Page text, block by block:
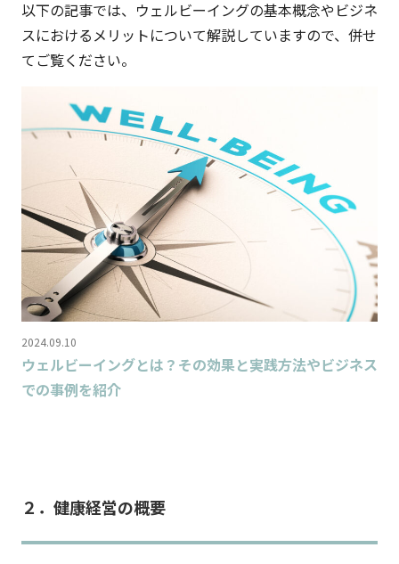
以下の記事では、ウェルビーイングの基本概念やビジネ
スにおけるメリットについて解説していますので、併せ
てご覧ください。
2024.09.10
ウェルビーイングとは？その効果と実践方法やビジネス
での事例を紹介
２．健康経営の概要